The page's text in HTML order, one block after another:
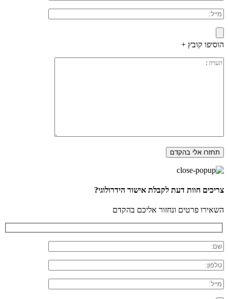
הוסיפו קובץ +
צריכים חוות דעת לקבלת אישור הידרולוגי?
השאירו פרטים ונחזור אליכם בהקדם